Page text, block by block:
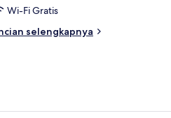
Wi-Fi Gratis
selengkapnya